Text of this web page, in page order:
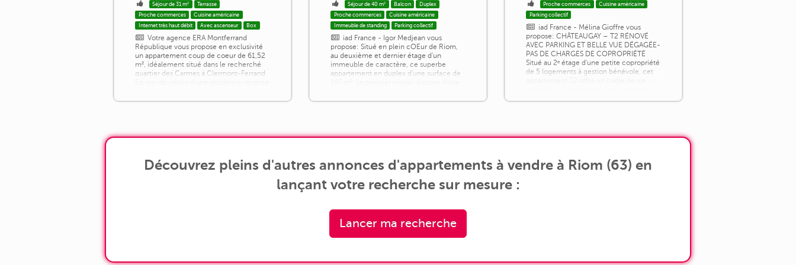
Séjour de 31 m²
Terrasse
Proche commerces
Cuisine américaine
Internet très haut débit
Avec ascenseur Box
Votre agence ERA Montferrand
République vous propose en exclusivité
un appartement coup de coeur de 61,52
m², idéalement situé dans le recherché
quartier des Carmes à Clermont-Ferrand.
ce T3 lumineux exposé plein Ouest,
[...]
Séjour de 40 m² Balcon
Duplex
Proche commerces
Cuisine américaine
Immeuble de standing
Parking collectif
iad France - Igor Medjean vous
propose: Situé en plein cOEur de Riom,
au deuxième et dernier étage d'un
immeuble de caractère, ce superbe
appartement en duplex d'une surface de
chambre avec dressing, un dressing
de vie optimal et une [...]
Proche commerces
Cuisine américaine
Parking collectif
iad France - Mélina Gioffre vous
propose: CHÂTEAUGAY – T2 RÉNOVÉ
AVEC PARKING ET BELLE VUE DÉGAGÉE-
PAS DE CHARGES DE COPROPRIÉTÉ
Situé au 2ᵉ étage d'une petite copropriété
de 5 logements à gestion bénévole, cet
Découvrez pleins d'autres annonces d'appartements à vendre à Riom (63) en
lançant votre recherche sur mesure :
Lancer ma recherche